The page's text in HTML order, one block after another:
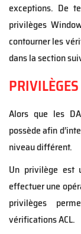
exceptions. De
privilèges
contourner les
dans la section
Alors que les
possède afin
niveau différent.
Un privilège est
effectuer une
privilèges
vérifications ACL.